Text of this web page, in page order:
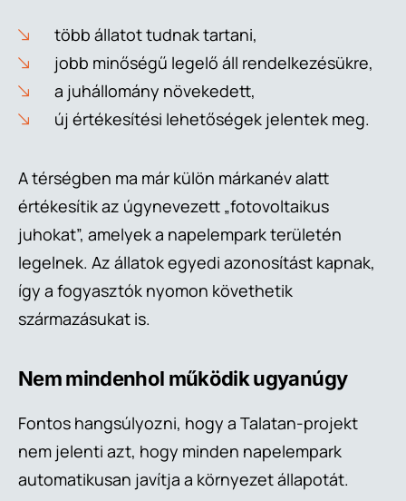
több állatot tudnak tartani,
jobb minőségű legelő áll rendelkezésükre,
a juhállomány növekedett,
új értékesítési lehetőségek jelentek meg.
A térségben ma már külön márkanév alatt
értékesítik az úgynevezett „fotovoltaikus
juhokat”, amelyek a napelempark területén
legelnek. Az állatok egyedi azonosítást kapnak,
így a fogyasztók nyomon követhetik
származásukat is.
Nem mindenhol működik ugyanúgy
Fontos hangsúlyozni, hogy a Talatan-projekt
nem jelenti azt, hogy minden napelempark
automatikusan javítja a környezet állapotát.